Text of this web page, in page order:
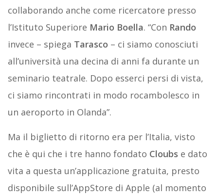
collaborando anche come ricercatore presso
l’Istituto Superiore Mario Boella. “Con Rando
invece – spiega Tarasco – ci siamo conosciuti
all’università una decina di anni fa durante un
seminario teatrale. Dopo esserci persi di vista,
ci siamo rincontrati in modo rocambolesco in
un aeroporto in Olanda”.
Ma il biglietto di ritorno era per l’Italia, visto
che è qui che i tre hanno fondato Cloubs e dato
vita a questa un’applicazione gratuita, presto
disponibile sull’AppStore di Apple (al momento